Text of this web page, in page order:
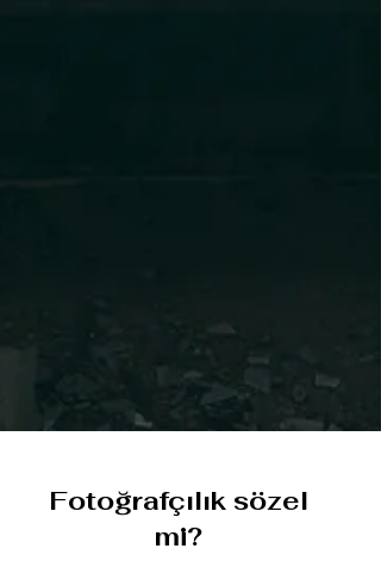
Fotoğrafçılık sözel